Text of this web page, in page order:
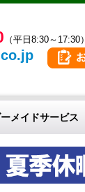
（平日8:30～17:30）
メイドサービス